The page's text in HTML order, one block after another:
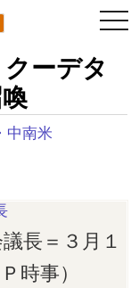
ーデタ
中南米
長＝３月１
時事）